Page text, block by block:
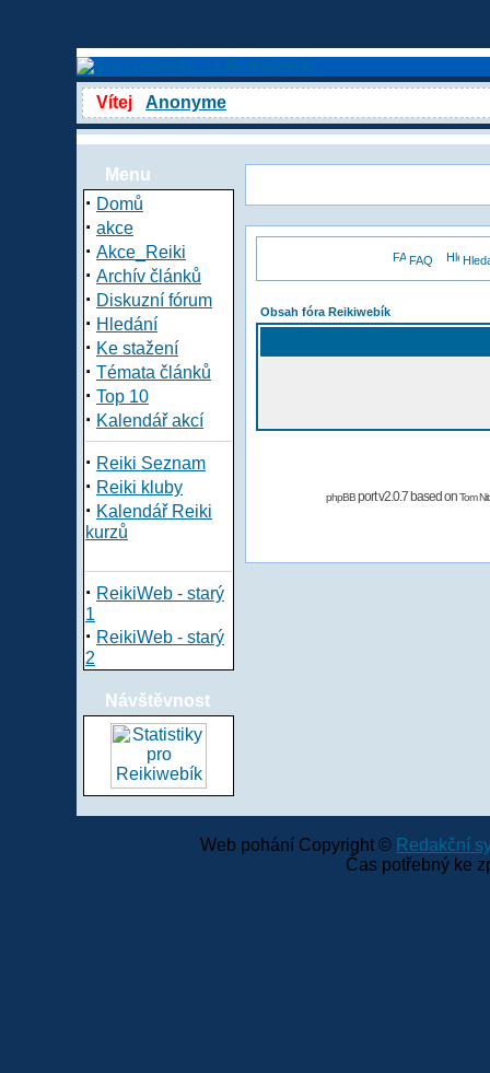
Vítej Anonyme
Menu
· Domů
· akce
· Akce_Reiki
· Archív článků
· Diskuzní fórum
· Hledání
· Ke stažení
· Témata článků
· Top 10
· Kalendář akcí
· Reiki Seznam
· Reiki kluby
· Kalendář Reiki
kurzů
· ReikiWeb - starý
1
· ReikiWeb - starý
2
Návštěvnost
FAQ
Obsah fóra Reikiwebík
phpBBport v2.0.7 based onTom
Web pohání Copyright © Redakční
Čas potřebný ke